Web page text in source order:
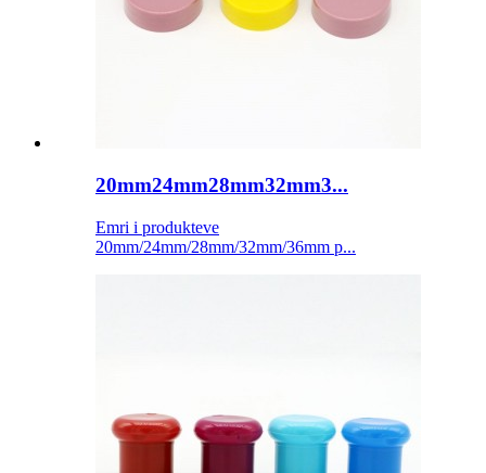
20mm24mm28mm32mm3...
Emri i produkteve
20mm/24mm/28mm/32mm/36mm p...